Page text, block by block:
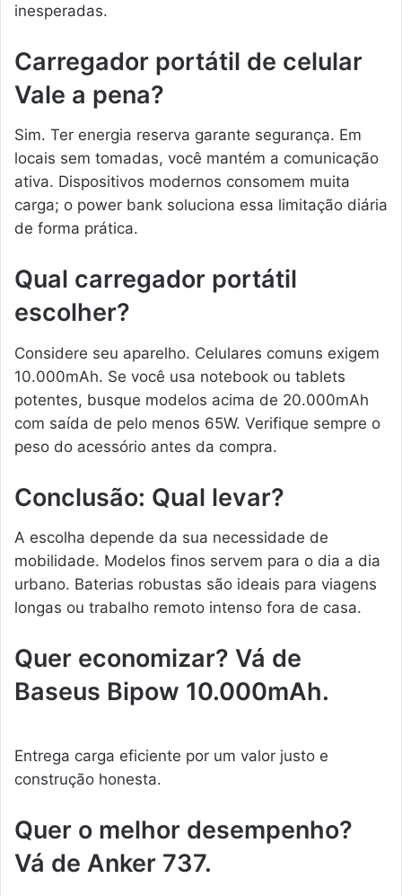
inesperadas.
Carregador portátil de celular
Vale a pena?
Sim. Ter energia reserva garante segurança. Em
locais sem tomadas, você mantém a comunicação
ativa. Dispositivos modernos consomem muita
carga; o power bank soluciona essa limitação diária
de forma prática.
Qual carregador portátil
escolher?
Considere seu aparelho. Celulares comuns exigem
10.000mAh. Se você usa notebook ou tablets
potentes, busque modelos acima de 20.000mAh
com saída de pelo menos 65W. Verifique sempre o
peso do acessório antes da compra.
Conclusão: Qual levar?
A escolha depende da sua necessidade de
mobilidade. Modelos finos servem para o dia a dia
urbano. Baterias robustas são ideais para viagens
longas ou trabalho remoto intenso fora de casa.
Quer economizar? Vá de
Baseus Bipow 10.000mAh.
Entrega carga eficiente por um valor justo e
construção honesta.
Quer o melhor desempenho?
Vá de Anker 737.